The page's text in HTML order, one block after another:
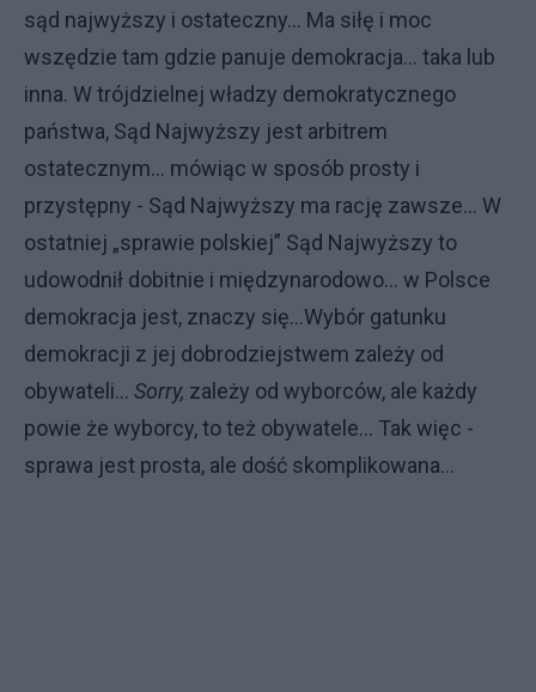
sąd najwyższy i ostateczny... Ma siłę i moc
wszędzie tam gdzie panuje demokracja... taka lub
inna. W trójdzielnej władzy demokratycznego
państwa, Sąd Najwyższy jest arbitrem
ostatecznym... mówiąc w sposób prosty i
przystępny - Sąd Najwyższy ma rację zawsze... W
ostatniej „sprawie polskiej” Sąd Najwyższy to
udowodnił dobitnie i międzynarodowo... w Polsce
demokracja jest, znaczy się...Wybór gatunku
demokracji z jej dobrodziejstwem zależy od
obywateli... Sorry, zależy od wyborców, ale każdy
powie że wyborcy, to też obywatele... Tak więc -
sprawa jest prosta, ale dość skomplikowana...